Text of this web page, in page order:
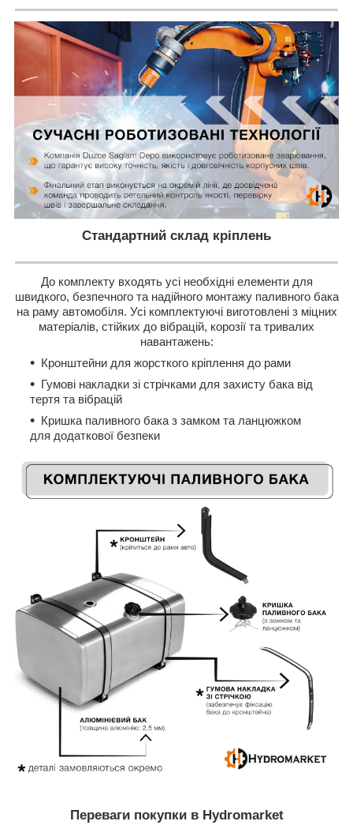
Стандартний склад кріплень
До комплекту входять усі необхідні елементи для
швидкого, безпечного та надійного монтажу паливного бака
на раму автомобіля. Усі комплектуючі виготовлені з міцних
матеріалів, стійких до вібрацій, корозії та тривалих
навантажень:
Кронштейни для жорсткого кріплення до рами
Гумові накладки зі стрічками для захисту бака від
тертя та вібрацій
Кришка паливного бака з замком та ланцюжком
для додаткової безпеки
Переваги покупки в Hydromarket